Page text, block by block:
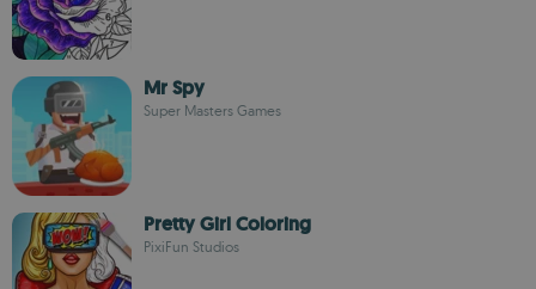
Mr Spy
Super Masters Games
Pretty Girl Coloring
PixiFun Studios